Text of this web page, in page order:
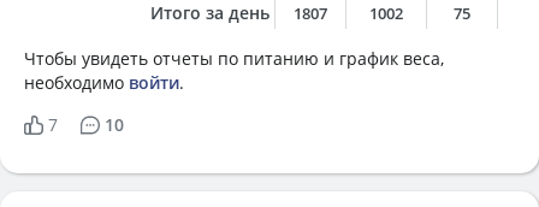
Итого за день 1807 1002 75
Чтобы увидеть отчеты по питанию и график веса,
необходимо войти.
7
10